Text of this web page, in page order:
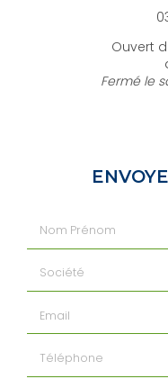
Ouvert
Fermé le